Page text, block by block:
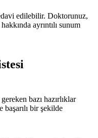
edilebilir. Doktorunuz,
ayrıntılı sunum
bazı hazırlıklar
başarılı bir şekilde